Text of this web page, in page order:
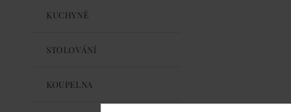
KUCHYNĚ
STOLOVÁNÍ
KOUPELNA